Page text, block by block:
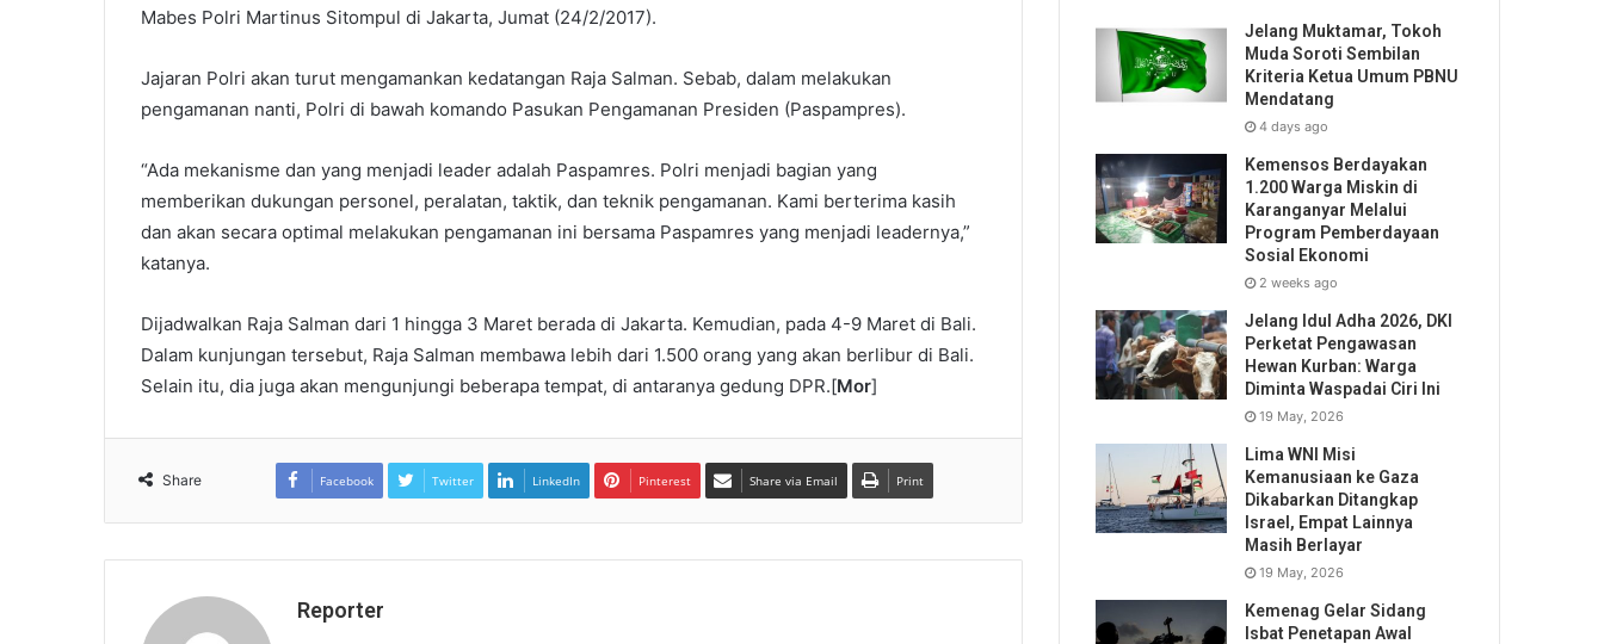
Mabes Polri Martinus Sitompul di Jakarta, Jumat (24/2/2017).
Jajaran Polri akan turut mengamankan kedatangan Raja Salman. Sebab, dalam melakukan
pengamanan nanti, Polri di bawah komando Pasukan Pengamanan Presiden (Paspampres).
“Ada mekanisme dan yang menjadi leader adalah Paspamres. Polri menjadi bagian yang
memberikan dukungan personel, peralatan, taktik, dan teknik pengamanan. Kami berterima kasih
dan akan secara optimal melakukan pengamanan ini bersama Paspamres yang menjadi leadernya,”
katanya.
Dijadwalkan Raja Salman dari 1 hingga 3 Maret berada di Jakarta. Kemudian, pada 4-9 Maret di Bali.
Dalam kunjungan tersebut, Raja Salman membawa lebih dari 1.500 orang yang akan berlibur di Bali.
Selain itu, dia juga akan mengunjungi beberapa tempat, di antaranya gedung DPR.[Mor]
Share Facebook Twitter LinkedIn Pinterest Share via Email Print
Reporter
Jelang Muktamar, Tokoh
Muda Soroti Sembilan
Kriteria Ketua Umum PBNU
Mendatang
4 days ago
Kemensos Berdayakan
1.200 Warga Miskin di
Karanganyar Melalui
Program Pemberdayaan
Sosial Ekonomi
2 weeks ago
Jelang Idul Adha 2026, DKI
Perketat Pengawasan
Hewan Kurban: Warga
Diminta Waspadai Ciri Ini
19 May, 2026
Lima WNI Misi
Kemanusiaan ke Gaza
Dikabarkan Ditangkap
Israel, Empat Lainnya
Masih Berlayar
19 May, 2026
Kemenag Gelar Sidang
Isbat Penetapan Awal